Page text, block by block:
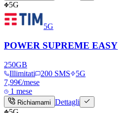
5G
5G
POWER SUPREME EASY
250GB
Illimitati
200 SMS
5G
7,99€/mese
1 mese
Richiamami Dettagli